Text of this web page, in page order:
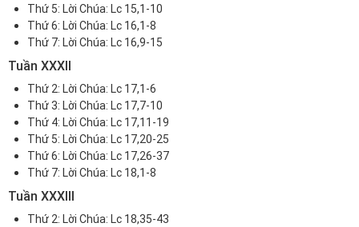
Thứ 5: Lời Chúa: Lc 15,1-10
Thứ 6: Lời Chúa: Lc 16,1-8
Thứ 7: Lời Chúa: Lc 16,9-15
Tuần XXXII
Thứ 2: Lời Chúa: Lc 17,1-6
Thứ 3: Lời Chúa: Lc 17,7-10
Thứ 4: Lời Chúa: Lc 17,11-19
Thứ 5: Lời Chúa: Lc 17,20-25
Thứ 6: Lời Chúa: Lc 17,26-37
Thứ 7: Lời Chúa: Lc 18,1-8
Tuần XXXIII
Thứ 2: Lời Chúa: Lc 18,35-43